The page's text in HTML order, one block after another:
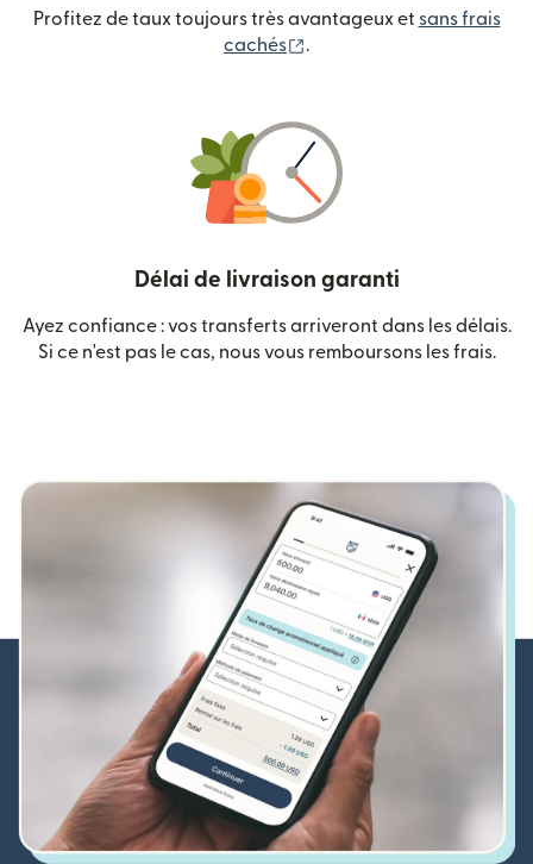
Profitez de taux toujours très avantageux et sans frais
cachés
.
Délai de livraison garanti
Ayez confiance : vos transferts arriveront dans les délais.
Si ce n'est pas le cas, nous vous remboursons les frais.